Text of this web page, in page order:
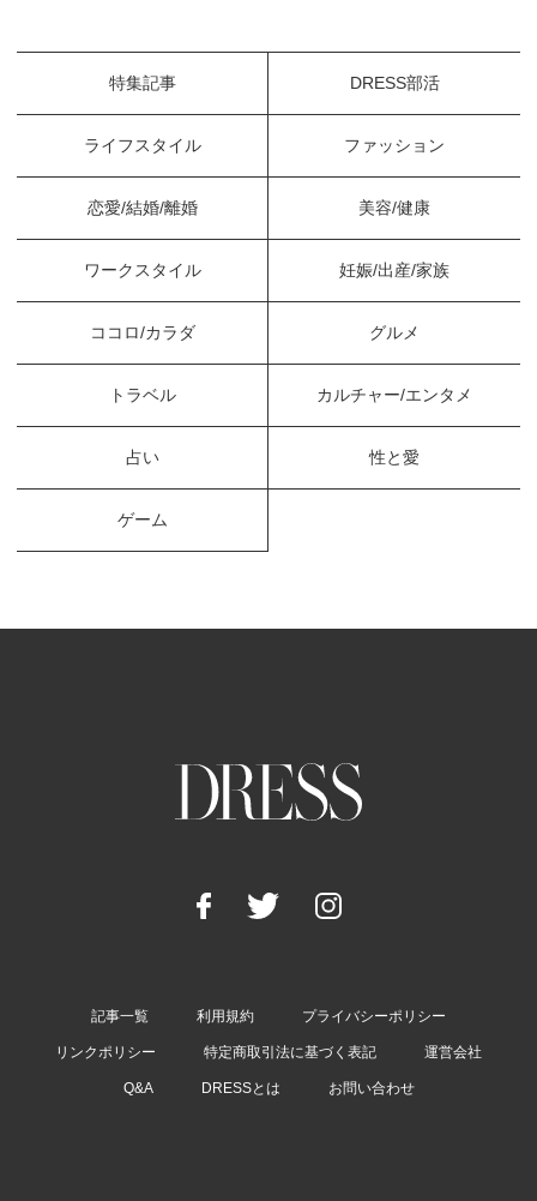
特集記事 DRESS部活
ライフスタイル ファッション
恋愛/結婚/離婚 美容/健康
ワークスタイル 妊娠/出産/家族
ココロ/カラダ グルメ
トラベル カルチャー/エンタメ
占い 性と愛
ゲーム
記事一覧 利用規約 プライバシーポリシー
リンクポリシー 特定商取引法に基づく表記 運営会社
Q&A DRESSとは お問い合わせ